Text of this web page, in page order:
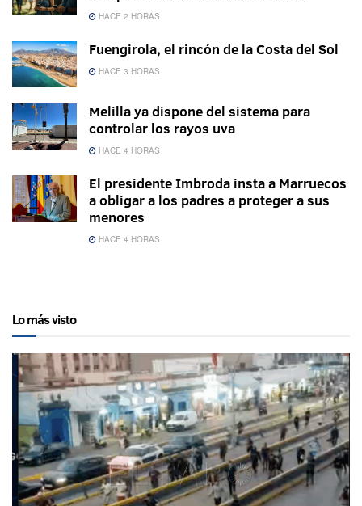
HACE 2 HORAS
Fuengirola, el rincón de la Costa del Sol
HACE 3 HORAS
Melilla ya dispone del sistema para
controlar los rayos uva
HACE 4 HORAS
El presidente Imbroda insta a Marruecos
a obligar a los padres a proteger a sus
menores
HACE 4 HORAS
Lo más visto